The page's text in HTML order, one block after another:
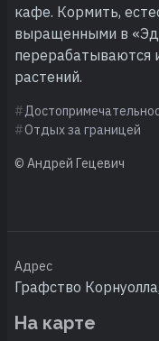
кафе. Кормить,
выращенными в
перерабатываются
растений.
Отдых за границей
© Андрей Гецевич
Адрес
Графство
На карте